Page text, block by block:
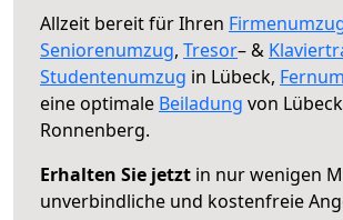
Allzeit bereit für Ihren
Seniorenumzug, Tresor– &
Studentenumzug in Lübeck,
eine optimale Beiladung von
Ronnenberg.
Erhalten Sie jetzt in nur wenigen
unverbindliche und kostenfreie